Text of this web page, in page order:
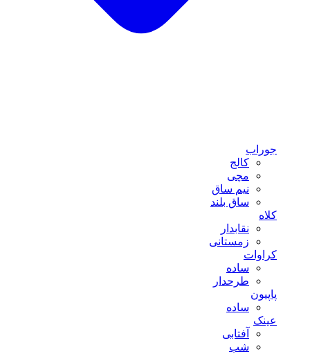
جوراب
کالج
مچی
نیم ساق
ساق بلند
کلاه
نقابدار
زمستانی
کراوات
ساده
طرحدار
پاپیون
ساده
عینک
آفتابی
شب